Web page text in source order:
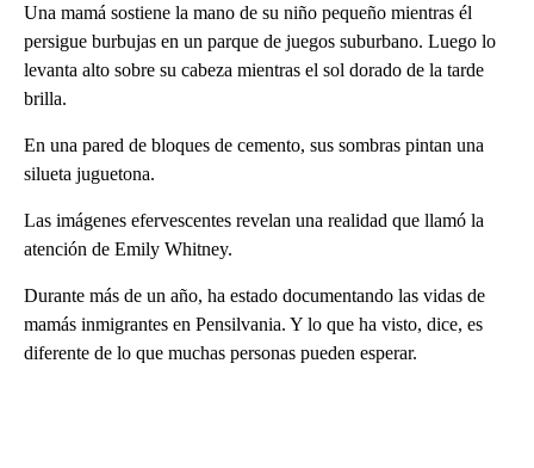
Una mamá sostiene la mano de su niño pequeño mientras él
persigue burbujas en un parque de juegos suburbano. Luego lo
levanta alto sobre su cabeza mientras el sol dorado de la tarde
brilla.
En una pared de bloques de cemento, sus sombras pintan una
silueta juguetona.
Las imágenes efervescentes revelan una realidad que llamó la
atención de Emily Whitney.
Durante más de un año, ha estado documentando las vidas de
mamás inmigrantes en Pensilvania. Y lo que ha visto, dice, es
diferente de lo que muchas personas pueden esperar.